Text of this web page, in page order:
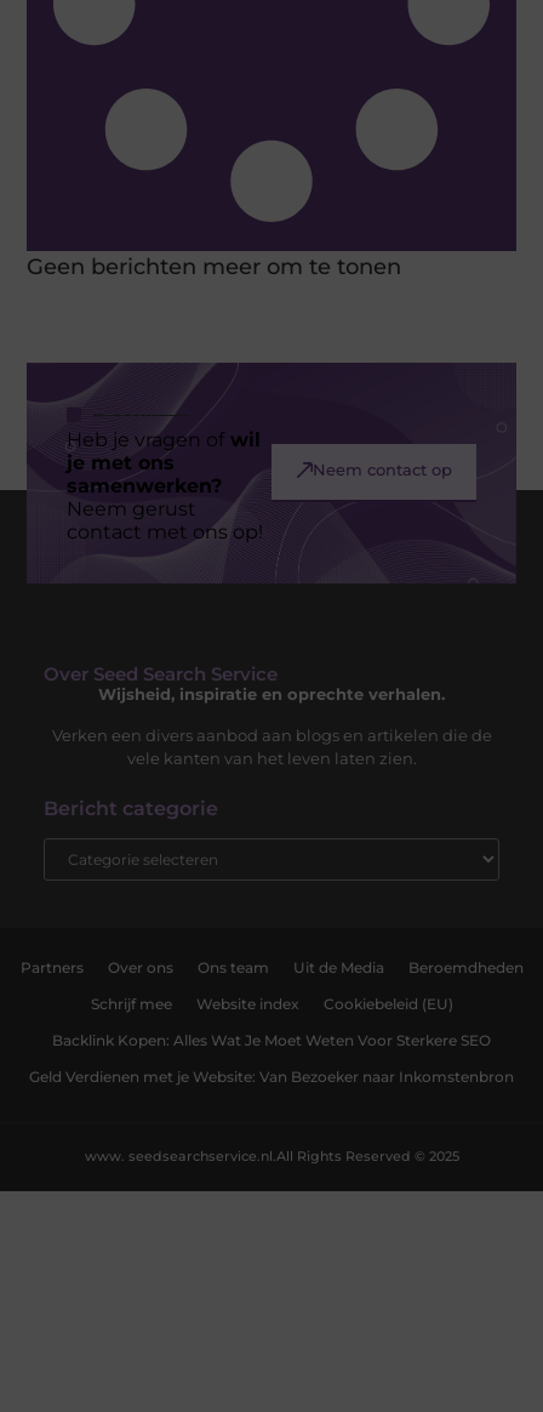
Geen berichten meer om te tonen
Heb je vragen ofwil
je met ons
samenwerken?
Neem gerust
contact met ons op!
Neem contact op
Over Seed Search Service
Wijsheid, inspiratie en oprechte verhalen.
Verken een divers aanbod aan blogs en artikelen die de
vele kanten van het leven laten zien.
Bericht categorie
Partners Over ons Ons team Uit de Media Beroemdheden
Schrijf mee Website index Cookiebeleid (EU)
Backlink Kopen: Alles Wat Je Moet Weten Voor Sterkere SEO
Geld Verdienen met je Website: Van Bezoeker naar Inkomstenbron
All Rights Reserved © 2025
www. seedsearchservice.nl.